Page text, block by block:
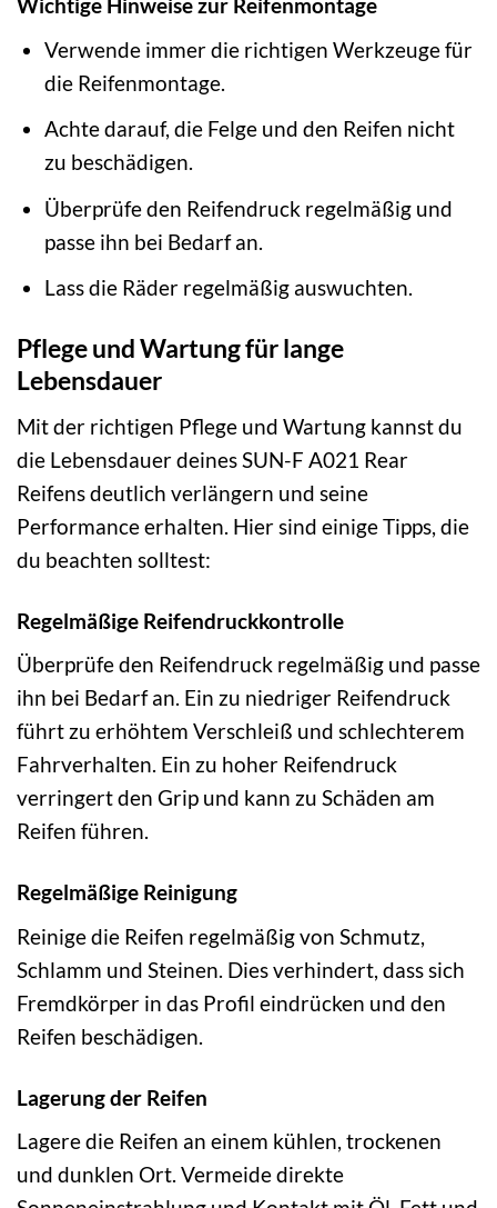
Wichtige Hinweise zur Reifenmontage
Verwende immer die richtigen Werkzeuge für
die Reifenmontage.
Achte darauf, die Felge und den Reifen nicht
zu beschädigen.
Überprüfe den Reifendruck regelmäßig und
passe ihn bei Bedarf an.
Lass die Räder regelmäßig auswuchten.
Pflege und Wartung für lange
Lebensdauer
Mit der richtigen Pflege und Wartung kannst du
die Lebensdauer deines SUN-F A021 Rear
Reifens deutlich verlängern und seine
Performance erhalten. Hier sind einige Tipps, die
du beachten solltest:
Regelmäßige Reifendruckkontrolle
Überprüfe den Reifendruck regelmäßig und passe
ihn bei Bedarf an. Ein zu niedriger Reifendruck
führt zu erhöhtem Verschleiß und schlechterem
Fahrverhalten. Ein zu hoher Reifendruck
verringert den Grip und kann zu Schäden am
Reifen führen.
Regelmäßige Reinigung
Reinige die Reifen regelmäßig von Schmutz,
Schlamm und Steinen. Dies verhindert, dass sich
Fremdkörper in das Profil eindrücken und den
Reifen beschädigen.
Lagerung der Reifen
Lagere die Reifen an einem kühlen, trockenen
und dunklen Ort. Vermeide direkte